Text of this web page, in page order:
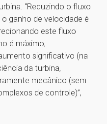
“Reduzindo o fluxo
ganho de velocidade é
este fluxo
é máximo,
significativo (na
da turbina,
mecânico (sem
de controle)”,